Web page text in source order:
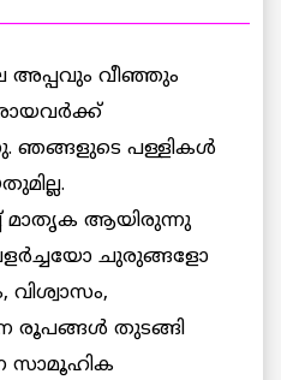
വീഞ്ഞും
ഞങ്ങളുടെ പള്ളികള്‍
മാതൃക ആയിരുന്നു
ചുരുങ്ങളോ
വിശ്വാസം,
രൂപങ്ങള്‍ തുടങ്ങി
സാമൂഹിക